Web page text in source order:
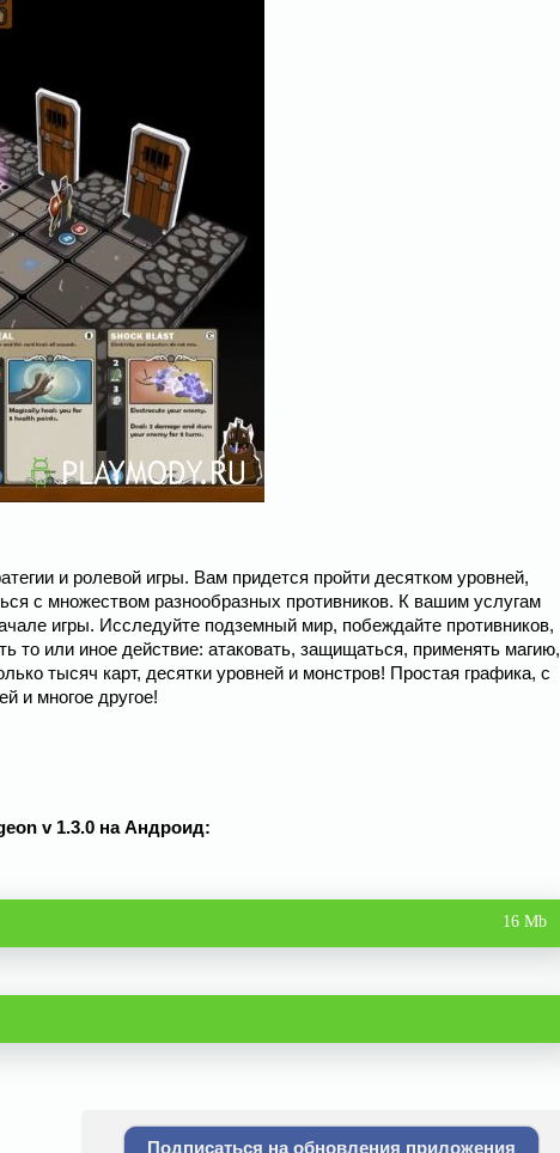
и ролевой игры. Вам придется пройти десятком уровней,
с множеством разнообразных противников. К вашим услугам
игры. Исследуйте подземный мир, побеждайте противников,
то или иное действие: атаковать, защищаться, применять магию,
тысяч карт, десятки уровней и монстров! Простая графика, с
и многое другое!
v 1.3.0 на Андроид:
16 Mb
Подписаться на обновления приложения